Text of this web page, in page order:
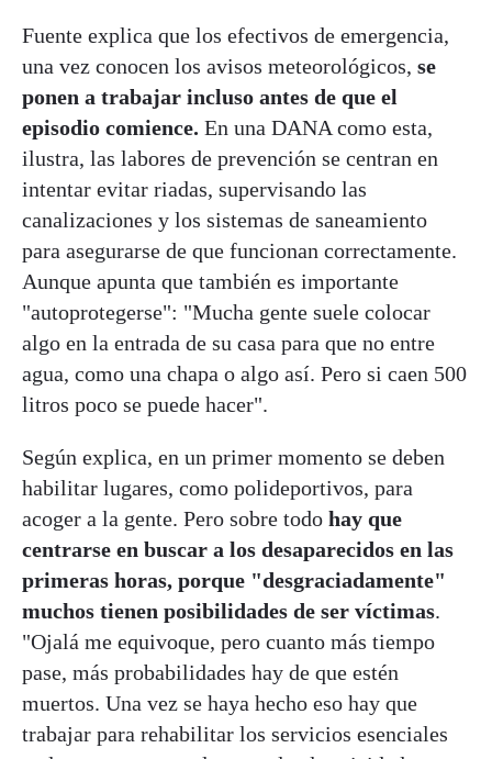
Fuente explica que los efectivos de emergencia,
una vez conocen los avisos meteorológicos, se
ponen a trabajar incluso antes de que el
episodio comience. En una DANA como esta,
ilustra, las labores de prevención se centran en
intentar evitar riadas, supervisando las
canalizaciones y los sistemas de saneamiento
para asegurarse de que funcionan correctamente.
Aunque apunta que también es importante
"autoprotegerse": "Mucha gente suele colocar
algo en la entrada de su casa para que no entre
agua, como una chapa o algo así. Pero si caen 500
litros poco se puede hacer".
Según explica, en un primer momento se deben
habilitar lugares, como polideportivos, para
acoger a la gente. Pero sobre todo hay que
centrarse en buscar a los desaparecidos en las
primeras horas, porque "desgraciadamente"
muchos tienen posibilidades de ser víctimas.
"Ojalá me equivoque, pero cuanto más tiempo
pase, más probabilidades hay de que estén
muertos. Una vez se haya hecho eso hay que
trabajar para rehabilitar los servicios esenciales